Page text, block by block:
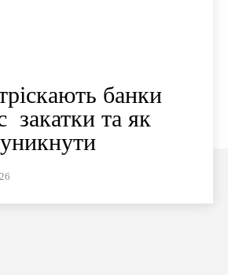
банки
закатки та як